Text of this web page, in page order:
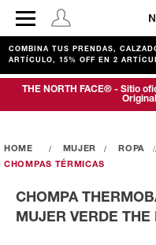
COMBINA TUS PRENDAS,
ARTÍCULO, 15% OFF EN 2
THE NORTH FACE® - Sitio
MUJER
ROPA
CHOMPAS TÉRMICAS
CHOMPA
MUJER VERDE THE